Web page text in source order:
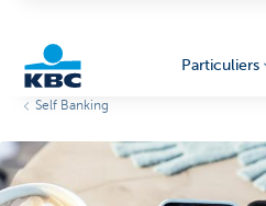
Particuliers
Self Banking